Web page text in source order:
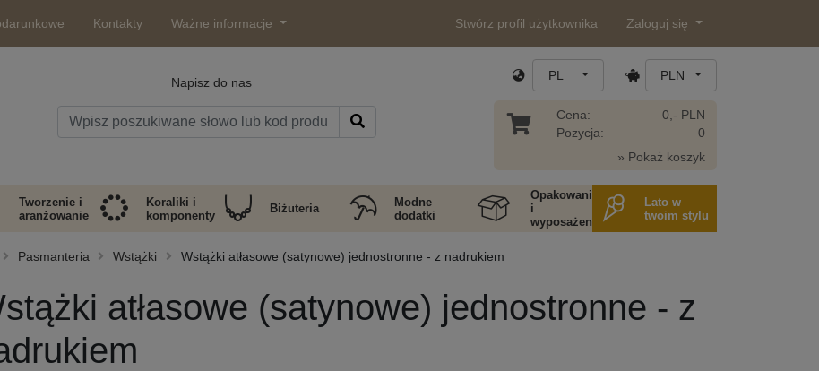
Kontakty Ważne informacje Stwórz profil użytkownika Zaloguj się
Napisz do nas PL PLN
Cena:
Pozycja:
0,- PLN
0
» Pokaż koszyk
Tworzenie i
aranżowanie
Koraliki i
komponenty
Biżuteria
Modne
dodatki
Opakowania
i
wyposażenie
Lato w
twoim stylu
Pasmanteria Wstążki Wstążki atłasowe (satynowe) jednostronne - z nadrukiem
atłasowe (satynowe) jednostronne - z